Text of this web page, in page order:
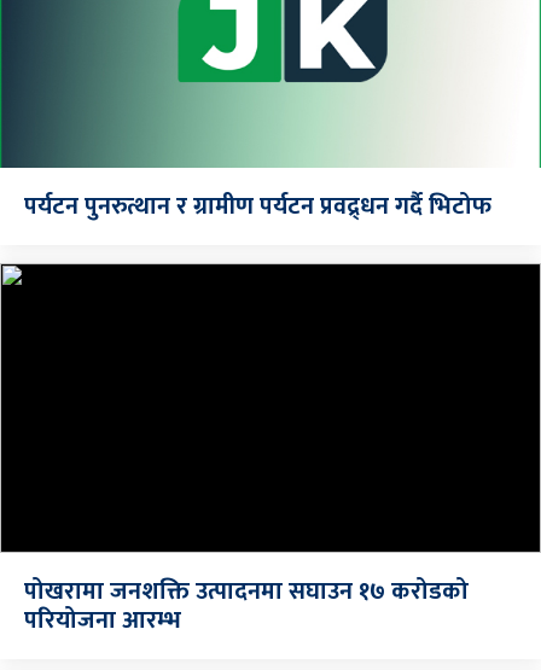
पर्यटन पुनरुत्थान र ग्रामीण पर्यटन प्रवद्र्धन गर्दै भिटोफ
पोखरामा जनशक्ति उत्पादनमा सघाउन १७ करोडको
परियोजना आरम्भ